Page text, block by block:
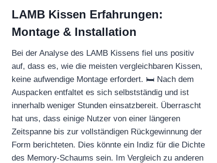
LAMB Kissen Erfahrungen:
Montage & Installation
Bei der Analyse des LAMB Kissens fiel uns positiv
auf, dass es, wie die meisten vergleichbaren Kissen,
keine aufwendige Montage erfordert. 🛏️ Nach dem
Auspacken entfaltet es sich selbstständig und ist
innerhalb weniger Stunden einsatzbereit. Überrascht
hat uns, dass einige Nutzer von einer längeren
Zeitspanne bis zur vollständigen Rückgewinnung der
Form berichteten. Dies könnte ein Indiz für die Dichte
des Memory-Schaums sein. Im Vergleich zu anderen